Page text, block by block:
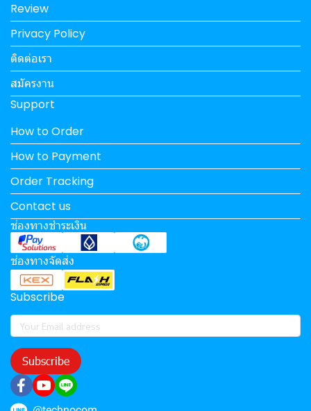
Review
Privacy Policy
ติดต่อเรา
สมัครงาน
Support
How to Order
How to Payment
Order Tracking
Contact us
ช่องทางชำระเงิน
ช่องทางจัดส่ง
Subscribe
Subscribe